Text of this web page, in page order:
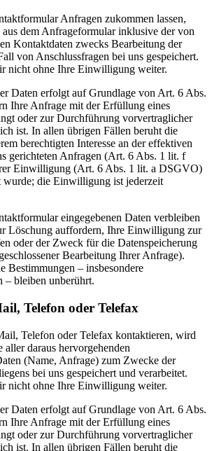
Anfragen zukommen lassen,
dem Anfrageformular inklusive der von
Kontaktdaten zwecks Bearbeitung der
von Anschlussfragen bei uns gespeichert.
nicht ohne Ihre Einwilligung weiter.
Daten erfolgt auf Grundlage von Art. 6 Abs.
Ihre Anfrage mit der Erfüllung eines
oder zur Durchführung vorvertraglicher
ist. In allen übrigen Fällen beruht die
berechtigten Interesse an der effektiven
gerichteten Anfragen (Art. 6 Abs. 1 lit. f
Einwilligung (Art. 6 Abs. 1 lit. a DSGVO)
wurde; die Einwilligung ist jederzeit
eingegebenen Daten verbleiben
Löschung auffordern, Ihre Einwilligung zur
oder der Zweck für die Datenspeicherung
Bearbeitung Ihrer Anfrage).
Bestimmungen – insbesondere
– bleiben unberührt.
Telefon oder Telefax
Telefon oder Telefax kontaktieren, wird
daraus hervorgehenden
(Name, Anfrage) zum Zwecke der
bei uns gespeichert und verarbeitet.
nicht ohne Ihre Einwilligung weiter.
Daten erfolgt auf Grundlage von Art. 6 Abs.
Ihre Anfrage mit der Erfüllung eines
oder zur Durchführung vorvertraglicher
ist. In allen übrigen Fällen beruht die